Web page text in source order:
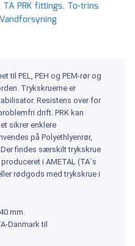
TA PRK fittings, To-trins
Vandforsyning
til PEL, PEH og PEM-rør og
Trykskruerne er
Resistens over for
drift. PRK kan
sikrer enklere
på Polyethlyenrør,
Der findes særskilt trykskrue
i AMETAL (TA´s
rødgods med trykskrue i
mm.
Danmark til